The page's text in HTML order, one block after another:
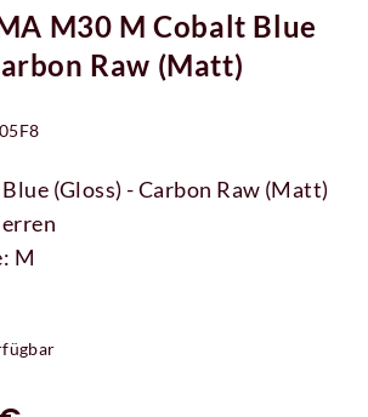
M30 M Cobalt Blue
Raw (Matt)
(Gloss) - Carbon Raw (Matt)
M